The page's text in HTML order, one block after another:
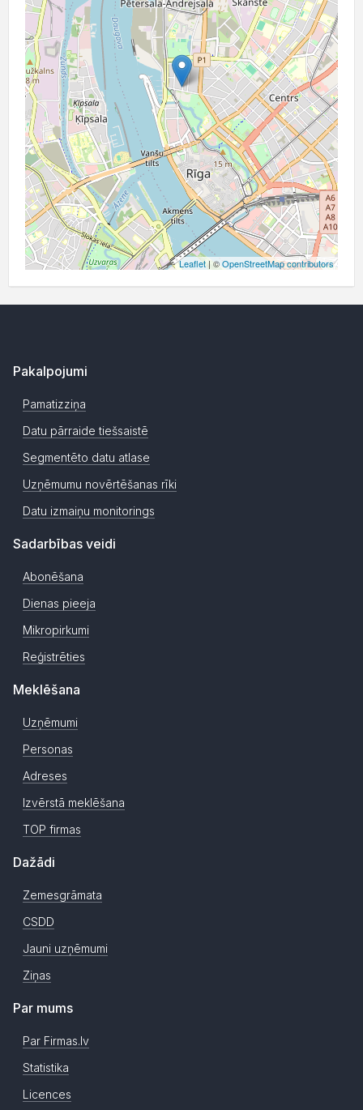
Leaflet| ©OpenStreetMap contributors
Pakalpojumi
Pamatizziņa
Datu pārraide tiešsaistē
Segmentēto datu atlase
Uzņēmumu novērtēšanas rīki
Datu izmaiņu monitorings
Sadarbības veidi
Abonēšana
Dienas pieeja
Mikropirkumi
Reģistrēties
Meklēšana
Uzņēmumi
Personas
Adreses
Izvērstā meklēšana
TOP firmas
Dažādi
Zemesgrāmata
CSDD
Jauni uzņēmumi
Ziņas
Par mums
Par Firmas.lv
Statistika
Licences